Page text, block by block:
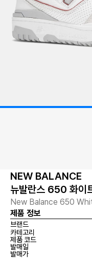
NEW BALANCE
뉴발란스 650 화이
New Balance 650
제품 정보
브랜드
카테고리
제품 코드
발매일
발매가